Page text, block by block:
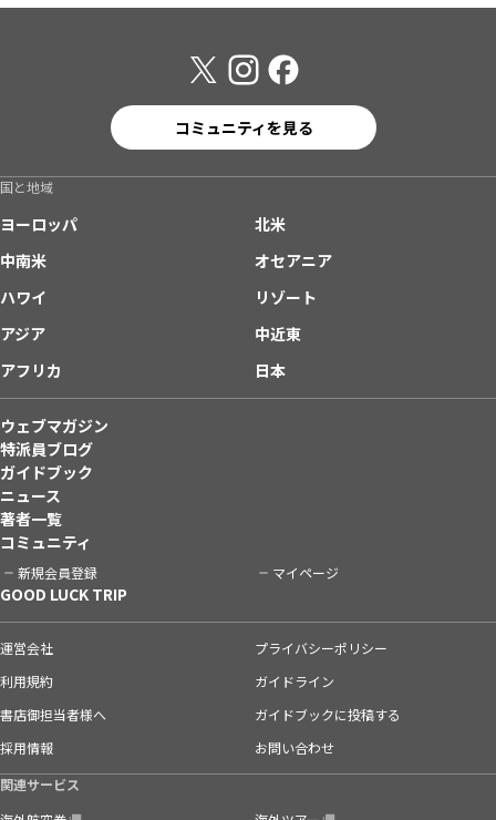
コミュニティを見る
国と地域
ヨーロッパ
北米
中南米
オセアニア
ハワイ
リゾート
アジア
中近東
アフリカ
日本
ウェブマガジン
特派員ブログ
ガイドブック
ニュース
著者一覧
コミュニティ
新規会員登録 マイページ
GOOD LUCK TRIP
運営会社
プライバシーポリシー
利用規約
ガイドライン
書店御担当者様へ
ガイドブックに投稿する
採用情報
お問い合わせ
関連サービス